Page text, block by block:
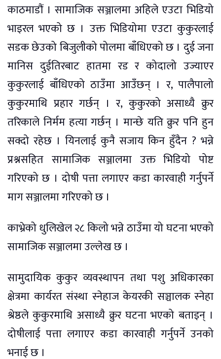
काठमाडौं । सामाजिक सञ्जालमा अहिले एउटा भिडियो
भाइरल भएको छ । उक्त भिडियोमा एउटा कुकुरलाई
सडक छेउको बिजुलीको पोलमा बाँधिएको छ । दुई जना
मानिस दुईतिरबाट हातमा रड र कोदालो उज्याएर
कुकुरलाई बाँधिएको ठाउँमा आउँछन् । र, पालैपालो
कुकुरमाथि प्रहार गर्छन् । र, कुकुरको असाध्यै क्रुर
तरिकाले निर्मम हत्या गर्छन् । मान्छे यति क्रुर पनि हुन
सक्दो रहेछ । यिनलाई कुनै सजाय किन हुँदैन ? भन्ने
प्रश्नसहित सामाजिक सञ्जालमा उक्त भिडियो पोष्ट
गरिएको छ । दोषी पत्ता लगाएर कडा कारवाही गर्नुपर्ने
माग सञ्जालमा गरिएको छ ।
काभ्रेको धुलिखेल २८ किलो भन्ने ठाउँमा यो घटना भएको
सामाजिक सञ्जालमा उल्लेख छ ।
सामुदायिक कुकुर व्यवस्थापन तथा पशु अधिकारका
क्षेत्रमा कार्यरत संस्था स्नेहाज केयरकी सञ्चालक स्नेहा
श्रेष्ठले कुकुरमाथि असाध्यै क्रुर घटना भएको बताइन् ।
दोषीलाई पत्ता लगाएर कडा कारवाही गर्नुपर्ने उनको
भनाई छ ।